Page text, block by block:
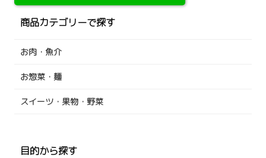
商品カテゴリーで探す
お肉・魚介
お惣菜・麺
スイーツ・果物・野菜
目的から探す